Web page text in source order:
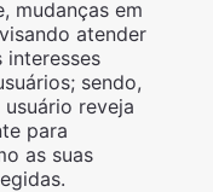
mudanças em
atender
interesses
sendo,
reveja
para
as suas